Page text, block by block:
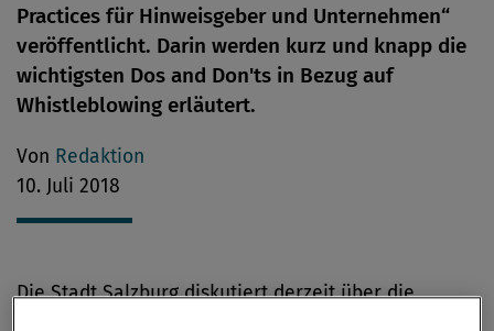
Practices für Hinweisgeber und Unternehmen“
veröffentlicht. Darin werden kurz und knapp die
wichtigsten Dos and Don'ts in Bezug auf
Whistleblowing erläutert.
Von Redaktion
10. Juli 2018
Die Stadt Salzburg diskutiert derzeit über die